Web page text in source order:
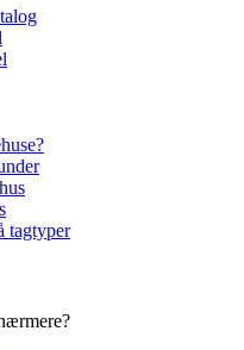
tagtyper